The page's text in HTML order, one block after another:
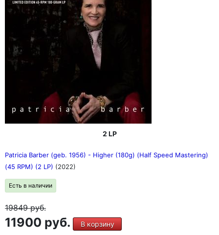
2 LP
Patricia Barber (geb. 1956) - Higher (180g) (Half Speed Mastering)
(45 RPM) (2 LP) (2022)
Есть в наличии
19849руб.
11900 руб. В корзину